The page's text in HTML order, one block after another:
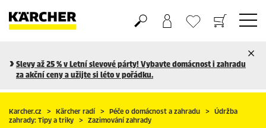
Slevy až 25 % v Letní slevové párty! Vybavte domácnost i zahradu
za akční ceny a užijte si léto v pořádku.
Karcher.cz Kärcher radí Péče o domácnost a zahradu
Údržba
zahrady: Tipy a triky
Zazimování zahrady